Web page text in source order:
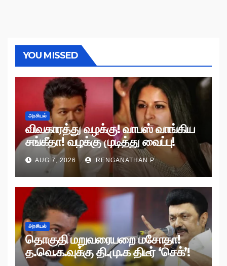
YOU MISSED
அரசியல்
விவகாரத்து வழக்கு! வாபஸ் வாங்கிய
சங்கீதா! வழக்கு முடித்து வைப்பு!
AUG 7, 2026 RENGANATHAN P
அரசியல்
தொகுதி மறுவரையறை மசோதா!
த.வெ.க.வுக்கு தி.மு.க திடீர் ‘செக்’!